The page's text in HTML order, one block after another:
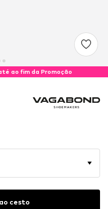
ao fim da Promoção
cesto